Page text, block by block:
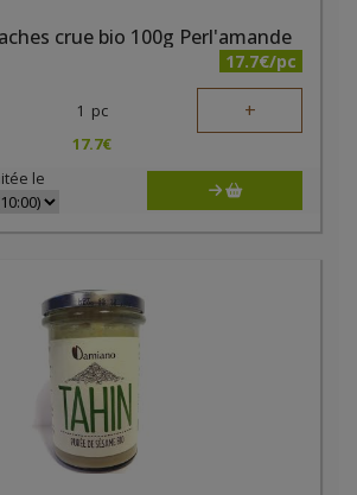
crue bio 100g Perl'amande
17.7€/pc
1 pc +
17.7€
le